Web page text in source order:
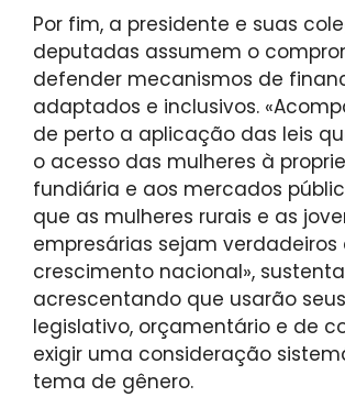
Por fim, a presidente e suas
deputadas assumem o
defender mecanismos de
adaptados e inclusivos.
de perto a aplicação das leis
o acesso das mulheres à
fundiária e aos mercados
que as mulheres rurais e as
empresárias sejam
crescimento nacional»,
acrescentando que usarão
legislativo, orçamentário e de
exigir uma consideração
tema de gênero.